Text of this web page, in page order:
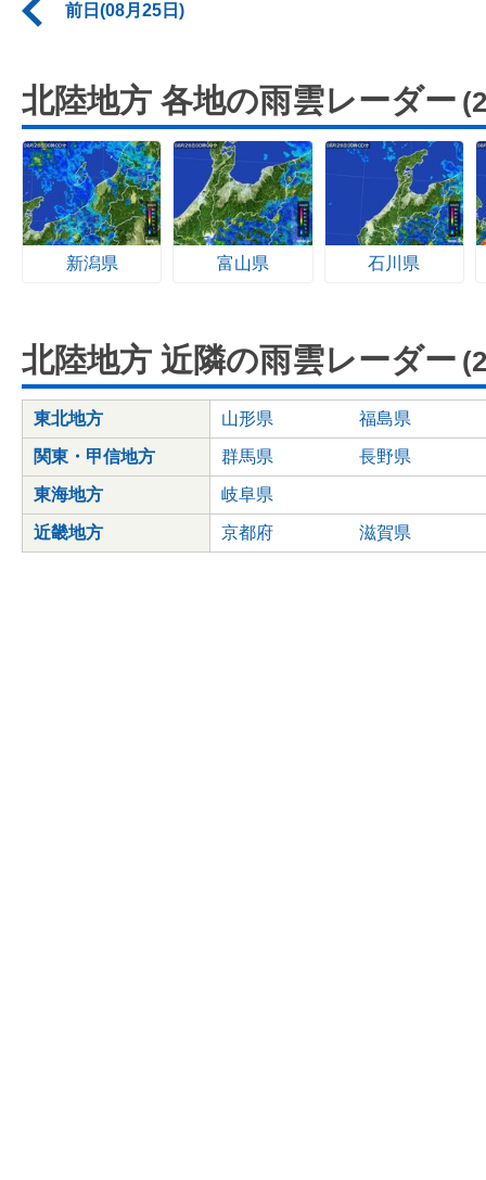
前日(08月25日)
北陸地方 各地の雨雲レーダー
新潟県 富山県 石川県
北陸地方 近隣の雨雲レーダー
東北地方 山形県 福島県
関東・甲信地方 群馬県 長野県
東海地方 岐阜県
近畿地方 京都府 滋賀県